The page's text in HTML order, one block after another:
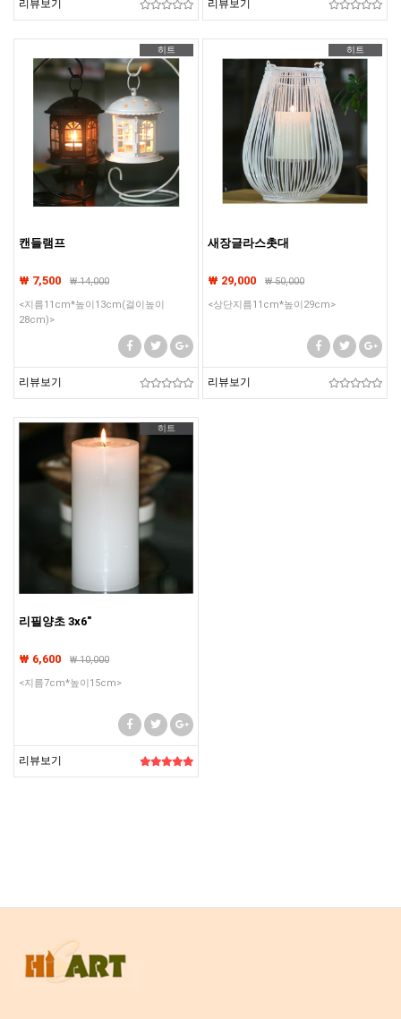
리뷰보기 리뷰보기
히트
캔들램프
₩ 7,500 ₩14,000
<지름11cm*높이13cm(걸이높이
28cm)>
리뷰보기
히트
새장글라스촛대
₩ 29,000 ₩50,000
<상단지름11cm*높이29cm>
리뷰보기
히트
리필양초 3x6"
₩ 6,600 ₩10,000
<지름7cm*높이15cm>
리뷰보기